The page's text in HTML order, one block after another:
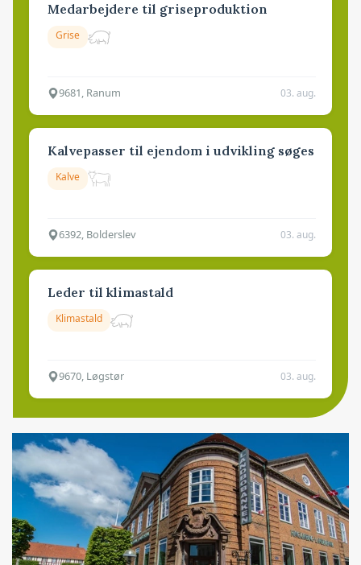
Medarbejdere til griseproduktion
Grise
9681, Ranum 03. aug.
Kalvepasser til ejendom i udvikling søges
Kalve
6392, Bolderslev 03. aug.
Leder til klimastald
Klimastald
9670, Løgstør 03. aug.